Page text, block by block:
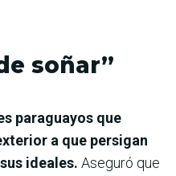
soñar”
paraguayos que
a que persigan
ideales. Aseguró que